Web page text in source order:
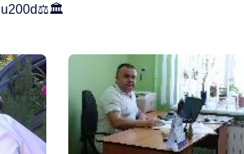
u200d⚖️🏛️